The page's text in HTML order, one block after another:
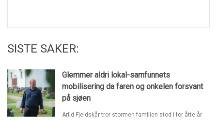
SISTE SAKER:
Glemmer aldri lokal-samfunnets
mobilisering da faren og onkelen forsvant
på sjøen
Arild Fjeldskår tror stormen familien stod i for åtte år